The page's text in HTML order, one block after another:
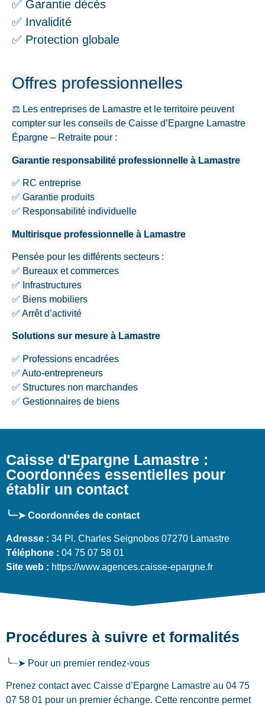
✅ Garantie décès
✅ Invalidité
✅ Protection globale
Offres professionnelles
⚖️ Les entreprises de Lamastre et le territoire peuvent
compter sur les conseils de Caisse d’Epargne Lamastre
Épargne – Retraite pour :
Garantie responsabilité professionnelle à Lamastre
✅ RC entreprise
✅ Garantie produits
✅ Responsabilité individuelle
Multirisque professionnelle à Lamastre
Pensée pour les différents secteurs :
✅ Bureaux et commerces
✅ Infrastructures
✅ Biens mobiliers
✅ Arrêt d’activité
Solutions sur mesure à Lamastre
✅ Professions encadrées
✅ Auto-entrepreneurs
✅ Structures non marchandes
✅ Gestionnaires de biens
Caisse d'Epargne Lamastre :
Coordonnées essentielles pour
établir un contact
╰┈➤ Coordonnées de contact
Adresse : 34 Pl. Charles Seignobos 07270 Lamastre
Téléphone : 04 75 07 58 01
Site web : https://www.agences.caisse-epargne.fr
Procédures à suivre et formalités
╰┈➤ Pour un premier rendez-vous
Prenez contact avec Caisse d’Epargne Lamastre au 04 75
07 58 01 pour un premier échange. Cette rencontre permet